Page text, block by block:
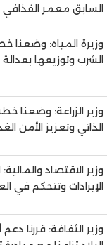
السابق معمر القذافي
وزيرة المياه: وضعنا
الشرب وتوزيعها بعدالة
وزير الزراعة: وضعنا
الذاتي وتعزيز الأمن
وزير الاقتصاد
الإيرادات وتتحكم في
وزير الثقافة: قررنا